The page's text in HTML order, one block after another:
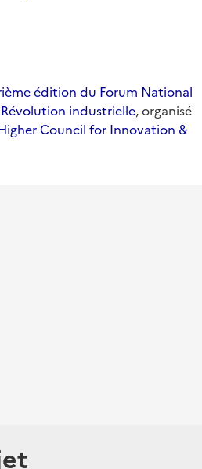
édition du Forum National
Révolution industrielle, organisé
Council for Innovation &